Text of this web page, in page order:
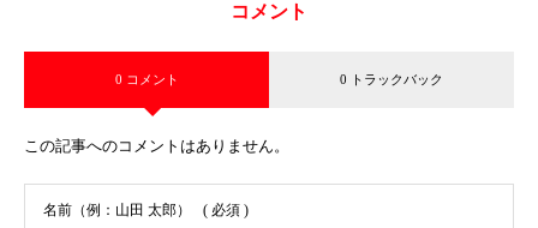
コメント
0 コメント 0 トラックバック
この記事へのコメントはありません。
名前（例：山田 太郎） ( 必須 )